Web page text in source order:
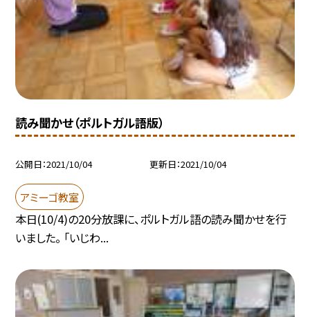
読み聞かせ（ポルトガル語版）
公開日 2021/10/04 更新日 2021/10/04
アミーゴ教室
本日(10/4)の20分放課に、ポルトガル語の読み聞かせを行
いました。 「いじわ...